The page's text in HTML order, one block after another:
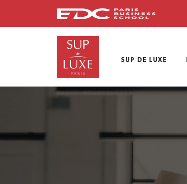
main
SUP DE LUXE